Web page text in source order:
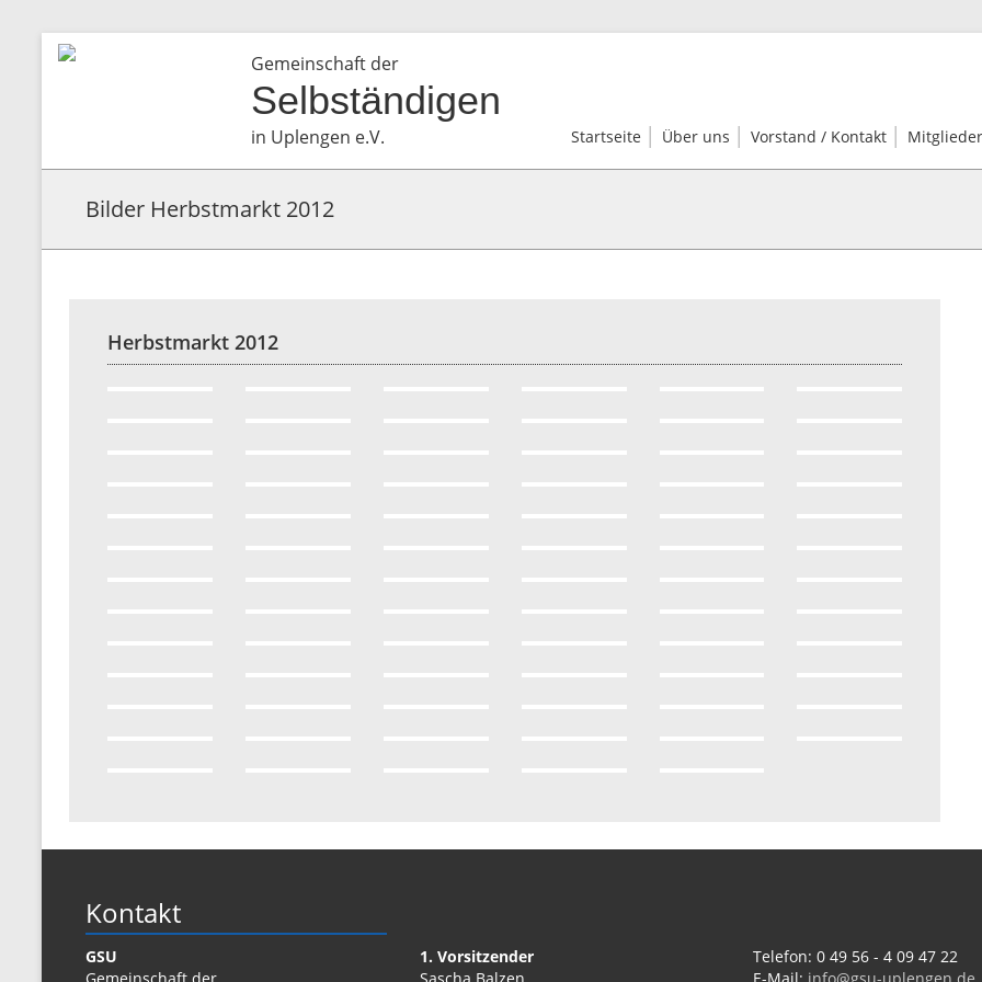
Gemeinschaft der
Selbständigen
in Uplengen e.V. Startseite Über uns Vorstand / Kontakt Mitglieder
Bilder Herbstmarkt 2012
Herbstmarkt 2012
Kontakt
GSU
1. Vorsitzender
Telefon: 0 49 56 - 4 09 47 22